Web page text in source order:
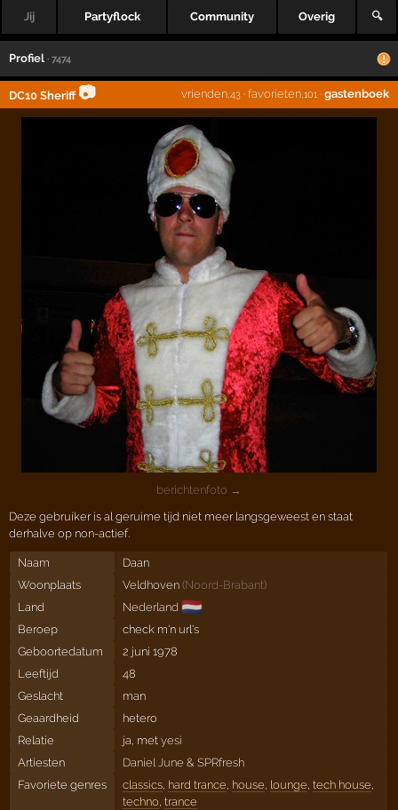
Jij Partyflock Community Overig 🔍
Profiel · 7474
DC10 Sheriff 📷 vrienden,43· favorieten,101· gastenboek
berichtenfoto →
Deze gebruiker is al geruime tijd niet meer langsgeweest en staat
derhalve op non-actief.
Naam
Daan
Woonplaats
Veldhoven (Noord-Brabant)
Land
Nederland 🇳🇱
Beroep
check m'n url's
Geboortedatum
2 juni 1978
Leeftijd
48
Geslacht
man
Geaardheid
hetero
Relatie
ja, met yesi
Artiesten
Daniel June & SPRfresh
Favoriete genres
classics, hard trance house lounge tech house
techno, trance